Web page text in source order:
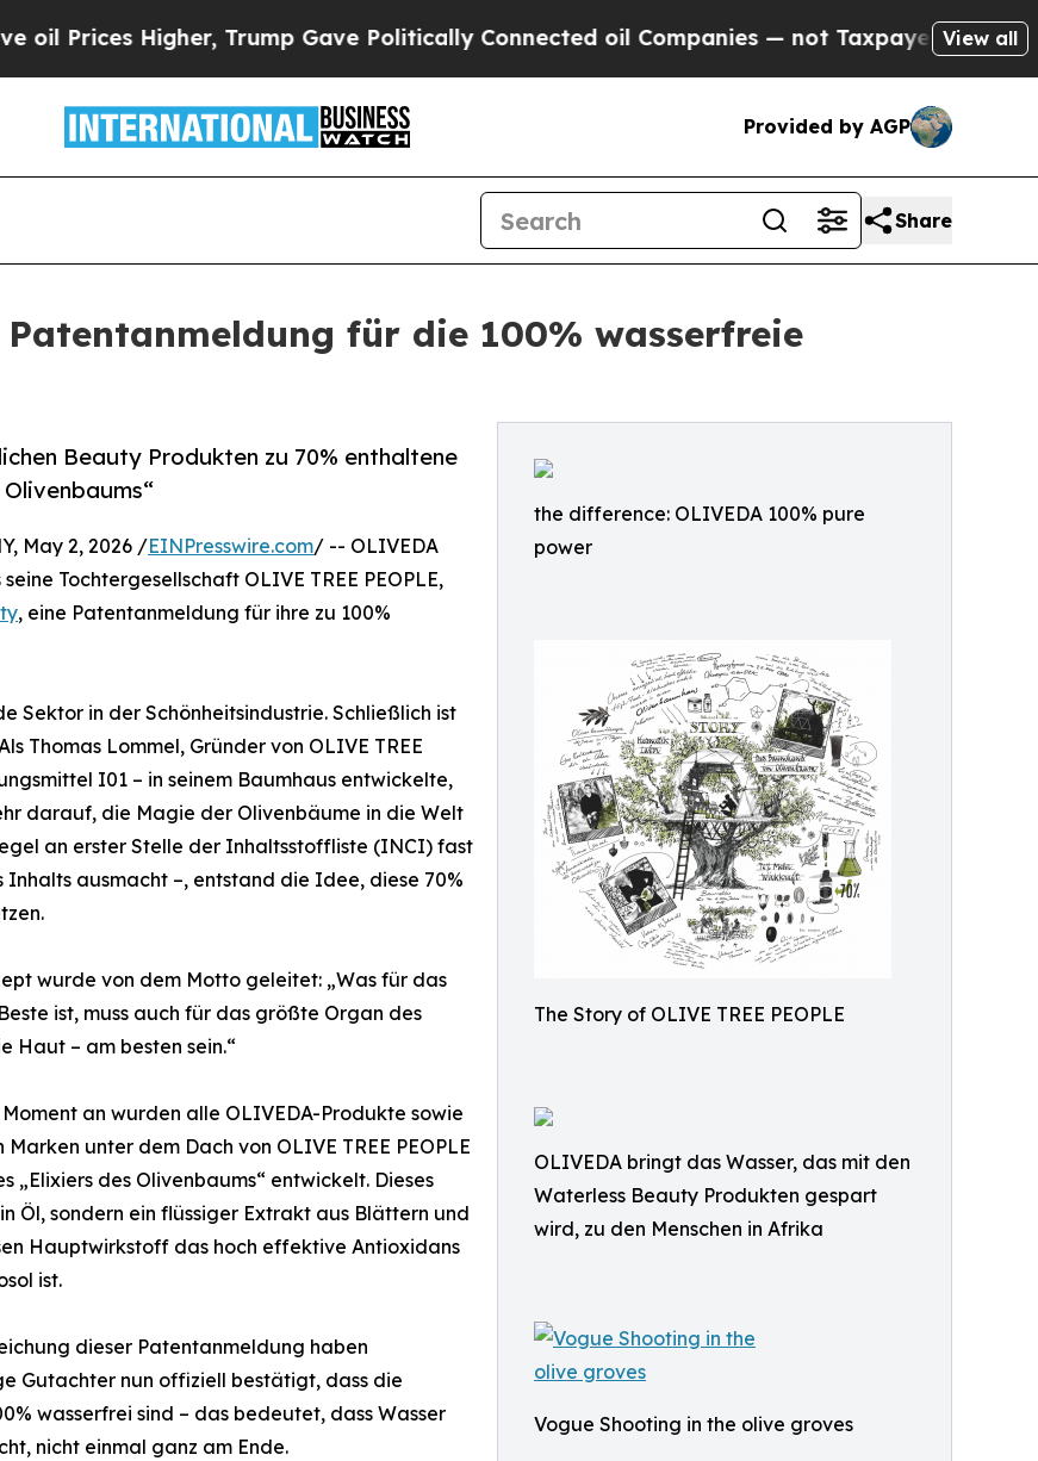
Trump Gave Politically Connected oil Companies — not Taxpayers — the Chance to
View all
Provided by AGP
Share
Patentanmeldung für die 100% wasserfreie
the difference: OLIVEDA 100% pure
power
The Story of OLIVE TREE PEOPLE
OLIVEDA bringt das Wasser, das mit den
Waterless Beauty Produkten gespart
wird, zu den Menschen in Afrika
Vogue Shooting in the olive groves
Beauty Produkten zu 70% enthaltene
May 2, 2026 /EINPresswire.com/ -- OLIVEDA
Tochtergesellschaft OLIVE TREE PEOPLE,
, eine Patentanmeldung für ihre zu 100%
Sektor in der Schönheitsindustrie. Schließlich ist
Thomas Lommel, Gründer von OLIVE TREE
I01 – in seinem Baumhaus entwickelte,
darauf, die Magie der Olivenbäume in die Welt
an erster Stelle der Inhaltsstoffliste (INCI) fast
ausmacht –, entstand die Idee, diese 70%
wurde von dem Motto geleitet: „Was für das
ist, muss auch für das größte Organ des
Haut – am besten sein.“
an wurden alle OLIVEDA-Produkte sowie
unter dem Dach von OLIVE TREE PEOPLE
„Elixiers des Olivenbaums“ entwickelt. Dieses
Öl, sondern ein flüssiger Extrakt aus Blättern und
Hauptwirkstoff das hoch effektive Antioxidans
ist.
dieser Patentanmeldung haben
Gutachter nun offiziell bestätigt, dass die
wasserfrei sind – das bedeutet, dass Wasser
nicht einmal ganz am Ende.